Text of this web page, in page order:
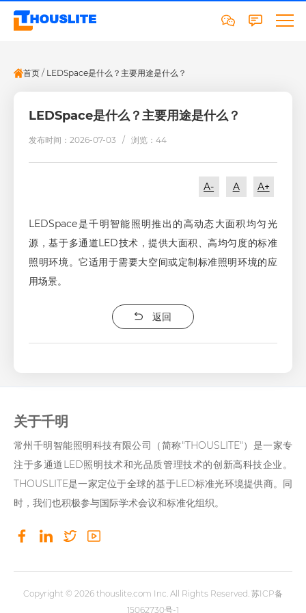
首页 / LEDSpace是什么？主要用途是什么？
LEDSpace是什么？主要用途是什么？
发布时间：2026-07-03 /浏览：44
A- A A+
LEDSpace是千明智能照明推出的高动态大面积均匀光
源，基于多通道LED技术，提供大面积、高均匀度的标准
照明环境。它适用于需要大空间或定制标准照明环境的应
用场景。
返回
关于千明
常州千明智能照明科技有限公司（简称"THOUSLITE"）是一家专
注于多通道LED照明技术和光品质管理技术的创新高科技企业。
THOUSLITE是一家定位于全球的基于LED标准光环境提供商。同
时，我们也积极参与国际学术会议和标准化组织。
Copyright © 2026 thouslite.com Inc. All Rights Reserved. 苏ICP备
15062730号-1